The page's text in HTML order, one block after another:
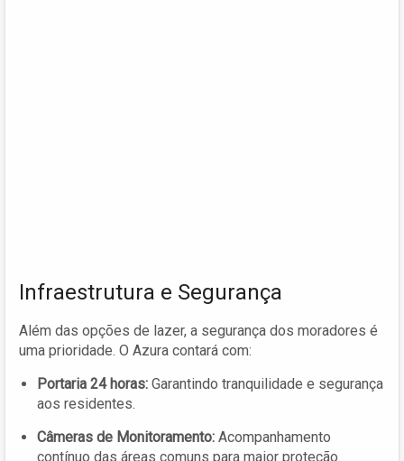
Infraestrutura e Segurança
Além das opções de lazer, a segurança dos moradores é
uma prioridade. O Azura contará com:
Portaria 24 horas: Garantindo tranquilidade e segurança
aos residentes.
Câmeras de Monitoramento: Acompanhamento
contínuo das áreas comuns para maior proteção.